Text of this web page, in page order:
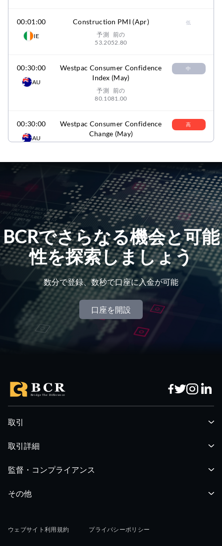
00:01:00
IE
Construction PMI (Apr)
予測
53.20
前の
52.80
低
00:30:00
AU
Westpac Consumer Confidence
Index (May)
予測
80.10
前の
81.00
中
00:30:00
AU
Westpac Consumer Confidence
Change (May)
高
00:30:00 Tourist Arrivals YoY (Apr)
予測
-19.70
前の
低
01:00:00
PH
Foreign Direct Investment (Feb)
予測
0.40
前の
0.60
低
01:30:00
AU
NAB Business Survey (Apr)
予測
6.00
前の
低
01:30:00
AU
NAB Business Confidence (Apr)
予測
-29.00
前の
01:35:00 1-Year Bill Auction 低
01:35:00
02:35:00 6-Month Bill Auction
BCRでさらなる機会と可能
性を探索しましょう
数分で登録、数秒で口座に入金が可能
口座を開設
取引
取引詳細
監督・コンプライアンス
その他
ウェブサイト利用規約 プライバシーポリシー